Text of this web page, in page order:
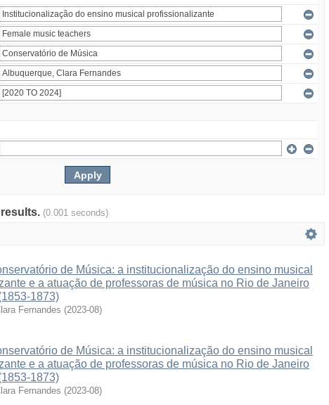
(0.001 seconds)
de Música: a institucionalização do ensino musical
e a atuação de professoras de música no Rio de Janeiro
1873)
Fernandes (2023-08)
de Música: a institucionalização do ensino musical
e a atuação de professoras de música no Rio de Janeiro
1873)
Fernandes (2023-08)